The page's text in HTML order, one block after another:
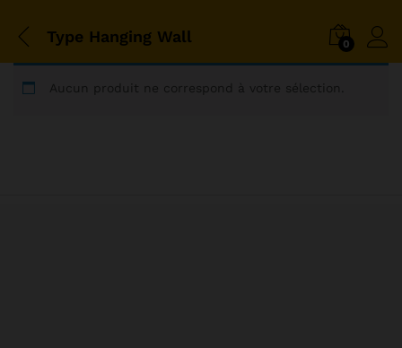
Type Hanging Wall 0
Aucun produit ne correspond à votre sélection.